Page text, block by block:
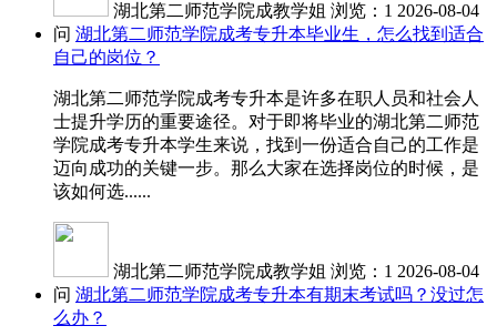
湖北第二师范学院成教学姐 浏览：1 2026-08-04
问 湖北第二师范学院成考专升本毕业生，怎么找到适合
自己的岗位？
湖北第二师范学院成考专升本是许多在职人员和社会人
士提升学历的重要途径。对于即将毕业的湖北第二师范
学院成考专升本学生来说，找到一份适合自己的工作是
迈向成功的关键一步。那么大家在选择岗位的时候，是
该如何选......
湖北第二师范学院成教学姐 浏览：1 2026-08-04
问 湖北第二师范学院成考专升本有期末考试吗？没过怎
么办？